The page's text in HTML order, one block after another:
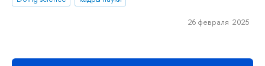
26 февраля 2025